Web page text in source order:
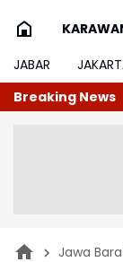
JABAR
Breaking News
Jawa